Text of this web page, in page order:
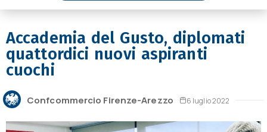
Accademia del Gusto, diplomati
quattordici nuovi aspiranti
cuochi
Confcommercio Firenze-Arezzo 6 luglio 2022